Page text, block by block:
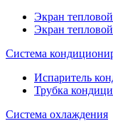
Экран
Экран тепловой
Система
Испаритель
Трубка
Система охлаждения